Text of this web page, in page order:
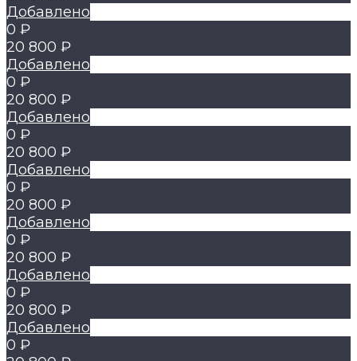
Добавлено
0 ₽
20 800 ₽
Добавлено
0 ₽
20 800 ₽
Добавлено
0 ₽
20 800 ₽
Добавлено
0 ₽
20 800 ₽
Добавлено
0 ₽
20 800 ₽
Добавлено
0 ₽
20 800 ₽
Добавлено
0 ₽